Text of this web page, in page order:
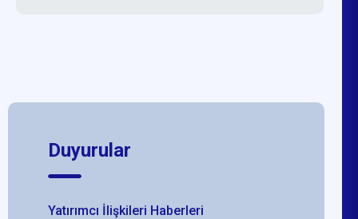
Duyurular
Yatırımcı İlişkileri Haberleri